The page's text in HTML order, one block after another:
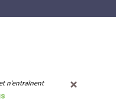
n'entraînent